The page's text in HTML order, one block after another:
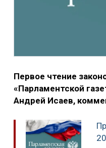
Первое чтение
«Парламентской
Андрей Исаев,